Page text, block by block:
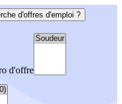
d'offres d'emploi ?
d'offre